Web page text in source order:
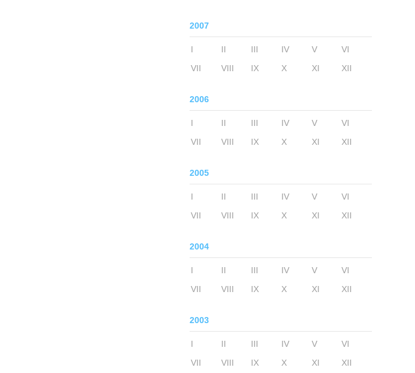
2007
I II III IV V
VI
VII
VIII IX X XI XII
2006
I II III IV V
VI
VII
VIII IX X XI XII
2005
I II III IV V
VI
VII
VIII IX X XI XII
2004
I II III IV V
VI
VII
VIII IX X XI XII
2003
I II III IV V
VI
VII
VIII IX X XI XII